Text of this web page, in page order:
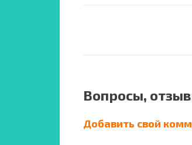
Вопросы,
Добавить свой